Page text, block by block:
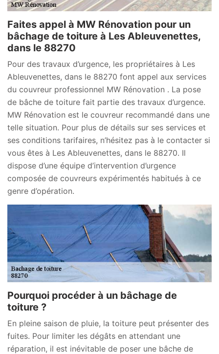
Faites appel à MW Rénovation pour un
bâchage de toiture à Les Ableuvenettes,
dans le 88270
Pour des travaux d’urgence, les propriétaires à Les
Ableuvenettes, dans le 88270 font appel aux services
du couvreur professionnel MW Rénovation . La pose
de bâche de toiture fait partie des travaux d’urgence.
MW Rénovation est le couvreur recommandé dans une
telle situation. Pour plus de détails sur ses services et
ses conditions tarifaires, n’hésitez pas à le contacter si
vous êtes à Les Ableuvenettes, dans le 88270. Il
dispose d’une équipe d’intervention d’urgence
composée de couvreurs expérimentés habitués à ce
genre d’opération.
Pourquoi procéder à un bâchage de
toiture ?
En pleine saison de pluie, la toiture peut présenter des
fuites. Pour limiter les dégâts en attendant une
réparation, il est inévitable de poser une bâche de